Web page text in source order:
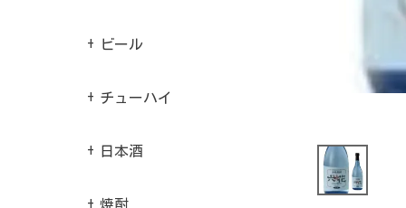
ビール
チューハイ
日本酒
焼酎